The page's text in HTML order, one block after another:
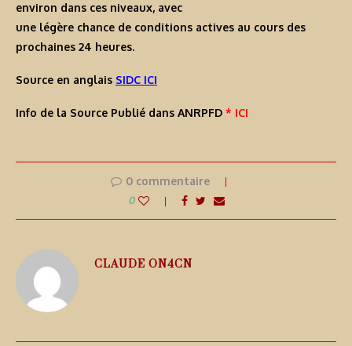
environ dans ces niveaux, avec
une légère chance de conditions actives au cours des
prochaines 24 heures.
Source en anglais SIDC ICI
Info de la Source Publié dans ANRPFD * ICI
0 commentaire
0
CLAUDE ON4CN